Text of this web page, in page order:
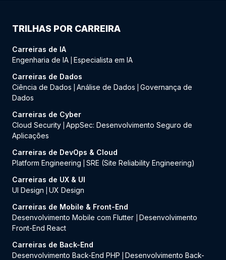
TRILHAS POR CARREIRA
Carreiras de IA
Engenharia de IA Especialista em IA
Carreiras de Dados
Ciência de Dados
Análise de Dados
Governança de
Dados
Carreiras de Cyber
Cloud Security AppSec: Desenvolvimento Seguro de
Aplicações
Carreiras de DevOps & Cloud
Platform Engineering
SRE (Site Reliability Engineering)
Carreiras de UX & UI
UI Design
UX Design
Carreiras de Mobile & Front-End
Desenvolvimento Mobile com Flutter
Desenvolvimento
Front-End React
Carreiras de Back-End
Desenvolvimento Back-End PHP
Desenvolvimento Back-